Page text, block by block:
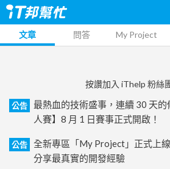
文章 問答 My Project
按讚加入 iThelp 粉絲
公告
最熱血的技術盛事，連續 30 天
人賽】8 月 1 日賽事正式開啟！
公告
全新專區「My Project」正式上
分享最真實的開發經驗